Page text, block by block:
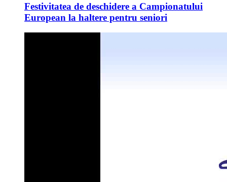
Festivitatea de deschidere a Campionatului
European la haltere pentru seniori